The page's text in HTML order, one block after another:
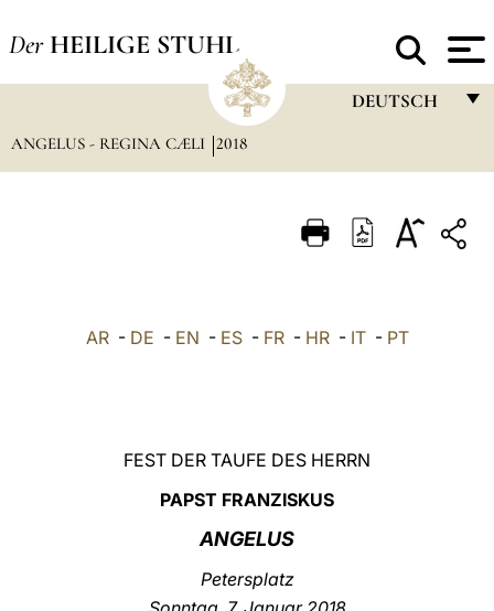
Der HEILIGE STUHL
DEUTSCH
ITALIANO
ANGELUS - REGINA CÆLI 2018
AR- DE - EN - ES- FR- HR- IT- PT
FEST DER TAUFE DES HERRN
PAPST FRANZISKUS
ANGELUS
Petersplatz